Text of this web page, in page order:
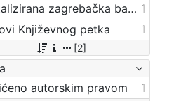
Digitalizirana zagrebačka baština 1
Književnog petka
1
[2]
autorskim pravom
1